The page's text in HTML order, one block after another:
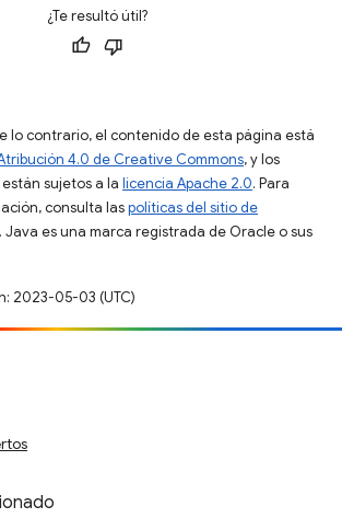
¿Te resultó útil?
lo contrario, el contenido de esta página está
4.0 de Creative Commons, y los
sujetos a la licencia Apache 2.0. Para
consulta laspolíticas del sitio de
. Java es una marca registrada de Oracle o sus
2023-05-03 (UTC)